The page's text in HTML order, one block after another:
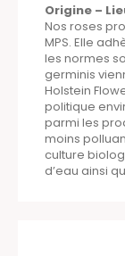
Origine –
Nos roses
MPS. Elle
les normes
germinis
Holstein
politique
parmi les
moins
culture
d’eau ainsi